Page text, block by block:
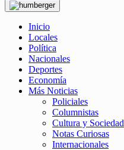
Inicio
Locales
Política
Nacionales
Deportes
Economía
Más Noticias
Policiales
Columnistas
Cultura y Sociedad
Notas Curiosas
Internacionales